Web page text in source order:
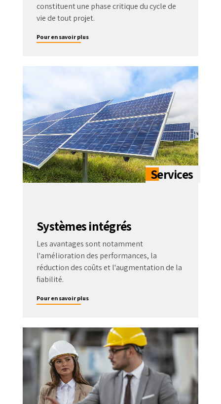
constituent une phase critique du cycle de
vie de tout projet.
Pour en savoir plus
Systèmes intégrés
Les avantages sont notamment
l'amélioration des performances, la
réduction des coûts et l'augmentation de la
fiabilité.
Pour en savoir plus